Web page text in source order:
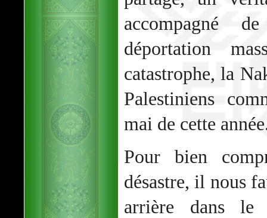
accompagné
déportation
catastrophe, la
Palestiniens
mai de cette
Pour bien
désastre, il nous
arrière dans le